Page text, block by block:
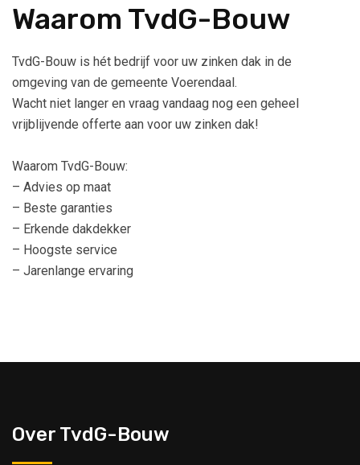
Waarom TvdG-Bouw
TvdG-Bouw is hét bedrijf voor uw zinken dak in de
omgeving van de gemeente Voerendaal.
Wacht niet langer en vraag vandaag nog een geheel
vrijblijvende offerte aan voor uw zinken dak!
Waarom TvdG-Bouw:
– Advies op maat
– Beste garanties
– Erkende dakdekker
– Hoogste service
– Jarenlange ervaring
Over TvdG-Bouw